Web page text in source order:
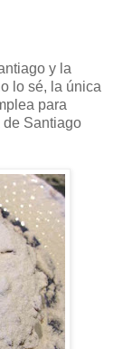
y la
lo sé, la única
para
de Santiago